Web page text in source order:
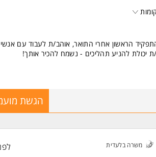
הראשון אחרי התואר, אוהב/ת לעבוד עם
יכולת להניע תהליכים - נשמח להכיר אותך!
התעשייה האווירית
של תהליכי גיוס מקצה לקצה
מקצועיים, מרכזי הערכה וסיווג ביטחוני
מעקב אחר תהליכים
פנים-ארגוניים
הגשת
משרה בלעדית לפני